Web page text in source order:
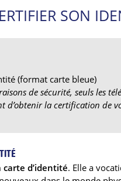
SON
(format carte bleue)
de sécurité, seuls les
d’obtenir la certification de
carte d’identité. Elle a